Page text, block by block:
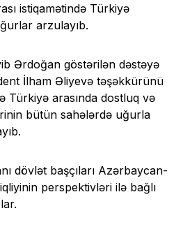
istiqamətində Türkiyə
arzulayıb.
Ərdoğan göstərilən dəstəyə
İlham Əliyevə təşəkkürünü
Türkiyə arasında dostluq və
bütün sahələrdə uğurla
dövlət başçıları Azərbaycan-
perspektivləri ilə bağlı